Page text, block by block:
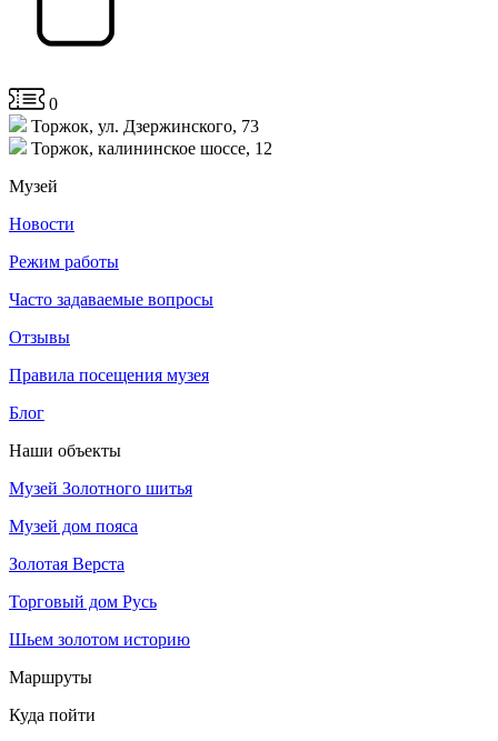
0
Торжок, ул. Дзержинского, 73
Торжок, калининское шоссе, 12
Музей
Новости
Режим работы
Часто задаваемые вопросы
Отзывы
Правила посещения музея
Блог
Наши объекты
Музей Золотного шитья
Музей дом пояса
Золотая Верста
Торговый дом Русь
Шьем золотом историю
Маршруты
Куда пойти